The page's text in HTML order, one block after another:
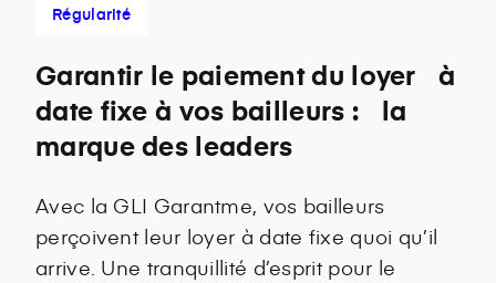
Régularité
Garantir le paiement du loyer à
date fixe à vos bailleurs : la
marque des leaders
Avec la GLI Garantme, vos bailleurs
perçoivent leur loyer à date fixe quoi qu’il
arrive. Une tranquillité d’esprit pour le